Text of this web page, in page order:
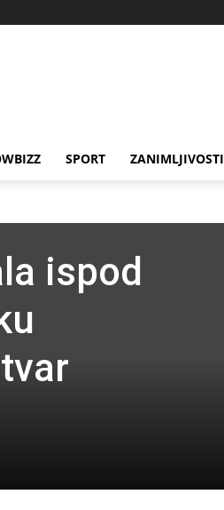
SPORT ZANIMLJIVOSTI
ispod